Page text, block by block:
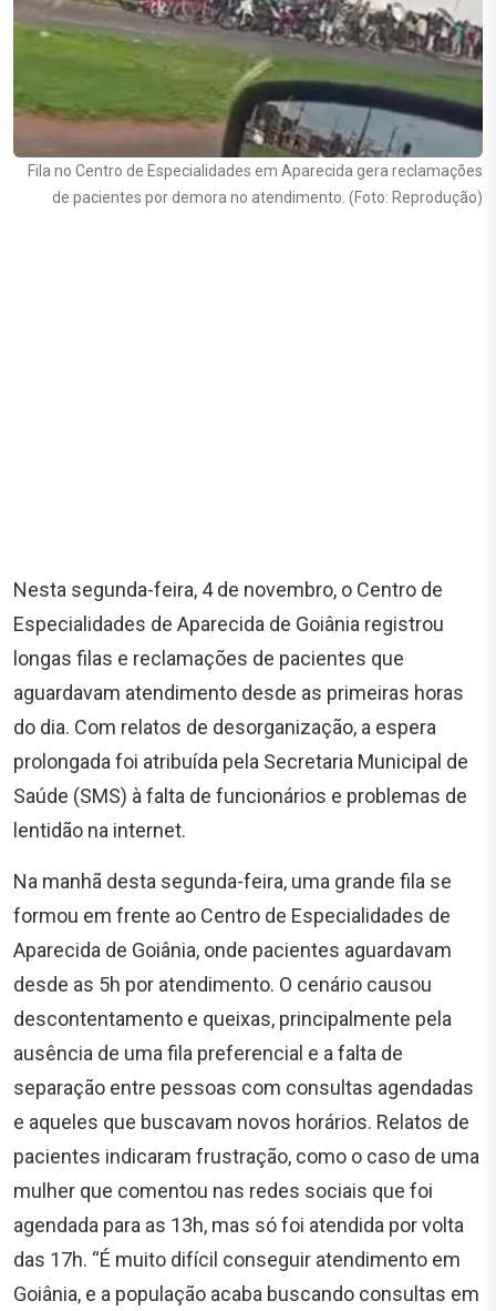
Fila no Centro de Especialidades em Aparecida gera reclamações
de pacientes por demora no atendimento. (Foto: Reprodução)
Nesta segunda-feira, 4 de novembro, o Centro de
Especialidades de Aparecida de Goiânia registrou
longas filas e reclamações de pacientes que
aguardavam atendimento desde as primeiras horas
do dia. Com relatos de desorganização, a espera
prolongada foi atribuída pela Secretaria Municipal de
Saúde (SMS) à falta de funcionários e problemas de
lentidão na internet.
Na manhã desta segunda-feira, uma grande fila se
formou em frente ao Centro de Especialidades de
Aparecida de Goiânia, onde pacientes aguardavam
desde as 5h por atendimento. O cenário causou
descontentamento e queixas, principalmente pela
ausência de uma fila preferencial e a falta de
separação entre pessoas com consultas agendadas
e aqueles que buscavam novos horários. Relatos de
pacientes indicaram frustração, como o caso de uma
mulher que comentou nas redes sociais que foi
agendada para as 13h, mas só foi atendida por volta
das 17h. “É muito difícil conseguir atendimento em
Goiânia, e a população acaba buscando consultas em